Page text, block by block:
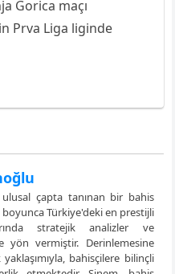
Gorica maçı
Prva Liga liginde
çapta tanınan bir bahis
boyunca Türkiye'deki en prestijli
stratejik analizler ve
yön vermiştir. Derinlemesine
bahisçilere bilinçli